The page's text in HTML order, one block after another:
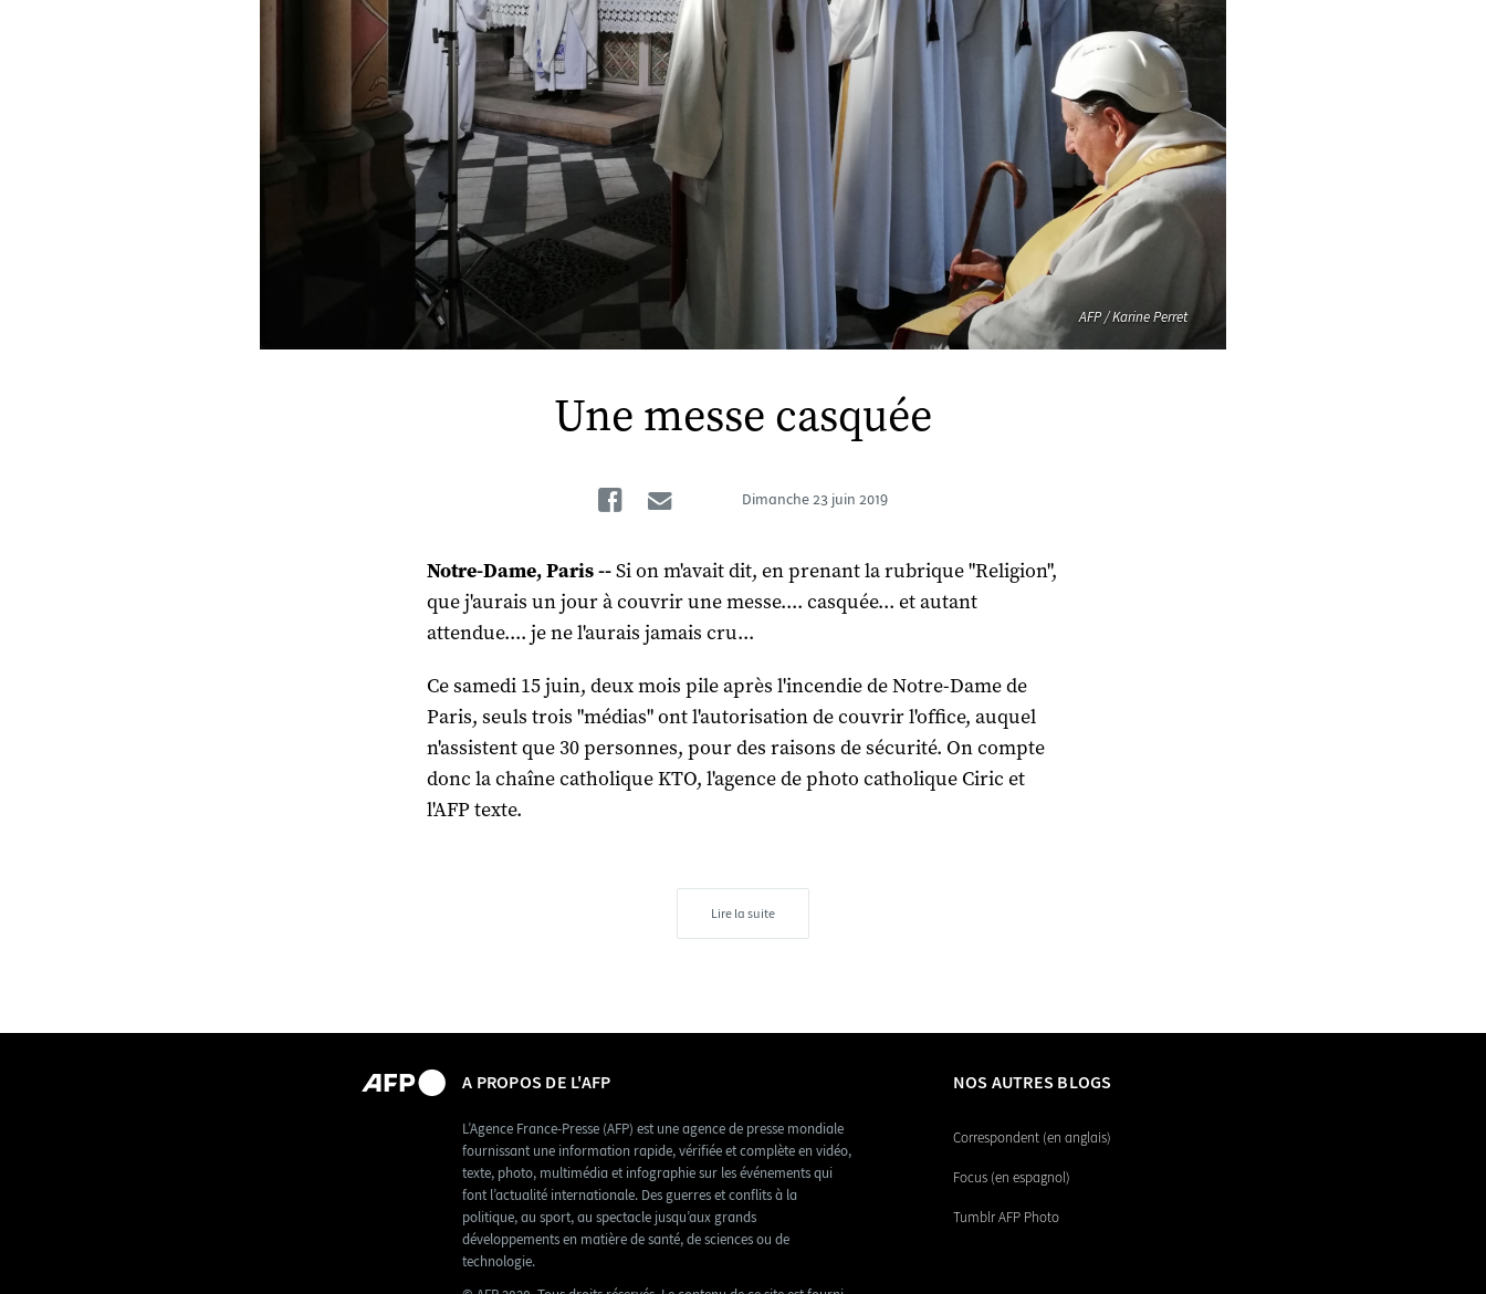
AFP / Karine Perret
Une messe casquée
FacebookDimanche23 juin 2019
Notre-Dame, Paris --Si on m'avait dit, en prenant la rubrique "Religion",
que j'aurais un jour à couvrir une messe.... casquée... et autant
attendue.... je ne l'aurais jamais cru...
Ce samedi 15 juin, deux mois pile après l'incendie de Notre-Dame de
Paris, seuls trois "médias" ont l'autorisation de couvrir l'office, auquel
n'assistent que 30 personnes, pour des raisons de sécurité. On compte
donc la chaîne catholique KTO, l'agence de photo catholique Ciric et
l'AFP texte.
Lire la suite
A PROPOS DE L'AFP
L’Agence France-Presse (AFP) est une agence de presse mondiale
fournissant une information rapide, vérifiée et complète en vidéo,
texte, photo, multimédia et infographie sur les événements qui
font l’actualité internationale. Des guerres et conflits à la
politique, au sport, au spectacle jusqu’aux grands
développements en matière de santé, de sciences ou de
technologie.
NOS AUTRES BLOGS
Correspondent (en anglais)
Focus (en espagnol)
Tumblr AFP Photo